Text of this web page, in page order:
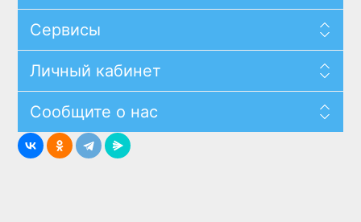
Сервисы
Личный кабинет
Сообщите о нас